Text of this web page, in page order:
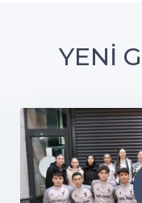
YENİ